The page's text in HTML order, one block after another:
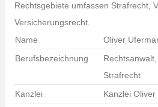
Rechtsgebiete umfassen Strafrecht,
Versicherungsrecht.
Name
Oliver
Berufsbezeichnung
Strafrecht
Kanzlei
Kanzlei